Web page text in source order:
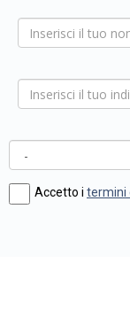
Accetto i termini